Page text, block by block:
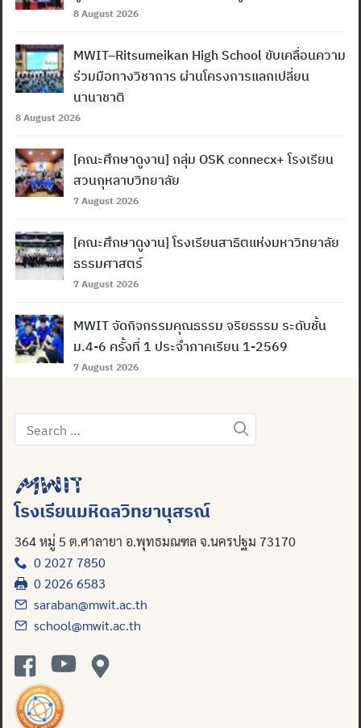
8 August 2026
MWIT–Ritsumeikan High School ขับเคลื่อนความ
ร่วมมือทางวิชาการ ผ่านโครงการแลกเปลี่ยน
นานาชาติ
8 August 2026
[คณะศึกษาดูงาน] กลุ่ม OSK connecx+ โรงเรียน
สวนกุหลาบวิทยาลัย
7 August 2026
[คณะศึกษาดูงาน] โรงเรียนสาธิตแห่งมหาวิทยาลัย
ธรรมศาสตร์
7 August 2026
MWIT จัดกิจกรรมคุณธรรม จริยธรรม ระดับชั้น
ม.4-6 ครั้งที่ 1 ประจำภาคเรียน 1-2569
7 August 2026
Search
for:
โรงเรียนมหิดลวิทยานุสรณ์
364 หมู่ 5 ต.ศาลายา อ.พุทธมณฑล จ.นครปฐม 73170
0 2027 7850
0 2026 6583
saraban@mwit.ac.th
school@mwit.ac.th